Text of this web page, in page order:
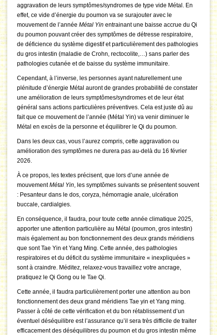
aggravation de leurs symptômes/syndromes de type vide Métal. En
effet, ce vide d’énergie du poumon va se surajouter avec le
mouvement de l’année Métal Yin entrainant une baisse accrue du Qi
du poumon pouvant créer des symptômes de détresse respiratoire,
de déficience du système digestif et particulièrement des pathologies
du gros intestin (maladie de Crohn, rectocolite,…) sans parler des
pathologies cutanée et de baisse du système immunitaire.
Cependant, à l’inverse, les personnes ayant naturellement une
plénitude d’énergie Métal auront de grandes probabilité de constater
une amélioration de leurs symptômes/syndromes et de leur état
général sans actions particulières préventives. Cela est juste dû au
fait que ce mouvement de l’année (Métal Yin) va venir diminuer le
Métal en excès de la personne et équilibrer le Qi du poumon.
Dans les deux cas, vous l’aurez compris, cette aggravation ou
amélioration des symptômes ne durera pas au-delà du 16 février
2026.
À ce propos, les textes précisent, que lors d’une année de
mouvementMétal Yin, les symptômes suivants se présentent souvent
: Pesanteur dans le dos, coryza, hémorragie anale, ulcération
buccale, cardialgies.
En conséquence, il faudra, pour toute cette année climatique 2025,
apporter une attention particulière au Métal (poumon, gros intestin)
mais également au bon fonctionnement des deux grands méridiens
que sont Tae Yin et Yang Ming. Cette année, des pathologies
respiratoires et du déficit du système immunitaire « inexpliquées »
sont à craindre. Méditez, relaxez-vous travaillez votre ancrage,
pratiquez le Qi Gong ou le Tae Qi.
Cette année, il faudra particulièrement porter une attention au bon
fonctionnement des deux grand méridiens Tae yin et Yang ming.
Passer à côté de cette vérification et du bon rétablissement d’un
éventuel déséquilibre est l’assurance qu’il sera très difficile de traiter
efficacement des déséquilibres du poumon et du gros intestin même